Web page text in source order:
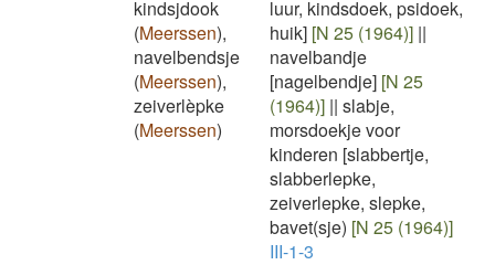
kindsjdook
(Meerssen),
navelbendsje
(Meerssen),
zeiverlèpke
(Meerssen)
luur, kindsdoek, psidoek,
huik] [N 25 (1964)] ||
navelbandje
[nagelbendje] [N 25
(1964)] || slabje,
morsdoekje voor
kinderen [slabbertje,
slabberlepke,
zeiverlepke, slepke,
bavet(sje) [N 25 (1964)]
III-1-3